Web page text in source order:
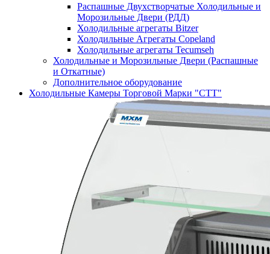
Распашные Двухстворчатые Холодильные и
Морозильные Двери (РДД)
Холодильные агрегаты Bitzer
Холодильные Агрегаты Copeland
Холодильные агрегаты Tecumseh
Холодильные и Морозильные Двери (Распашные
и Откатные)
Дополнительное оборудование
Холодильные Камеры Торговой Марки "СТТ"